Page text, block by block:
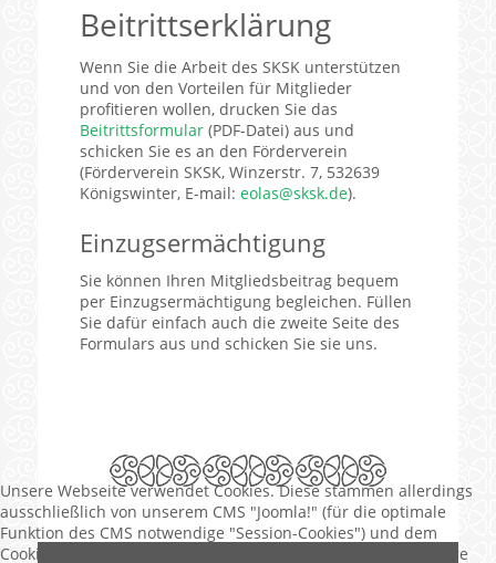
Beitrittserklärung
Wenn Sie die Arbeit des SKSK unterstützen
und von den Vorteilen für Mitglieder
profitieren wollen, drucken Sie das
Beitrittsformular(PDF-Datei) aus und
schicken Sie es an den Förderverein
(Förderverein SKSK, Winzerstr. 7, 532639
Königswinter, E-mail: eolas@sksk.de).
Einzugsermächtigung
Sie können Ihren Mitgliedsbeitrag bequem
per Einzugsermächtigung begleichen. Füllen
Sie dafür einfach auch die zweite Seite des
Formulars aus und schicken Sie sie uns.
Unsere Webseite verwendet Cookies. Diese stammen allerdings
ausschließlich von unserem CMS "Joomla!" (für die optimale
Funktion des CMS notwendige "Session-Cookies") und dem
CookieHint-PlugIn für Joomla (diese Anzeige, wir speichern Ihre